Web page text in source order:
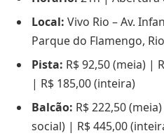
Local: Vivo Rio – Av.
Parque do Flamengo,
Pista: R$ 92,50 (meia) |
| R$ 185,00 (inteira)
Balcão: R$ 222,50
social) | R$ 445,00